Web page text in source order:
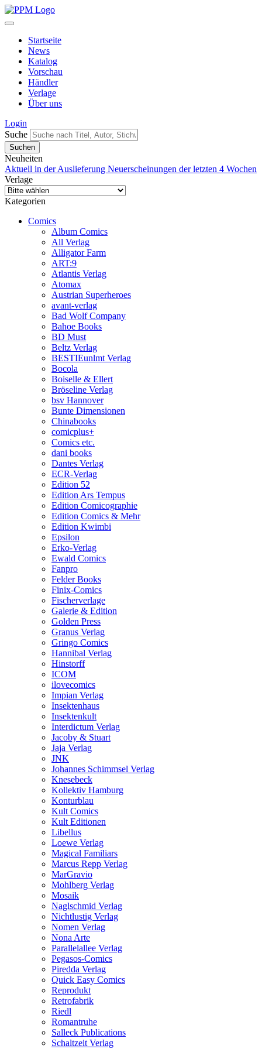
Startseite
News
Katalog
Vorschau
Händler
Verlage
Über uns
Login
Suche
Neuheiten
Aktuell in der Auslieferung Neuerscheinungen der letzten 4 Wochen
Verlage
Kategorien
Comics
Album Comics
All Verlag
Alligator Farm
ART:9
Atlantis Verlag
Atomax
Austrian Superheroes
avant-verlag
Bad Wolf Company
Bahoe Books
BD Must
Beltz Verlag
BESTIEunlmt Verlag
Bocola
Boiselle & Ellert
Bröseline Verlag
bsv Hannover
Bunte Dimensionen
Chinabooks
comicplus+
Comics etc.
dani books
Dantes Verlag
ECR-Verlag
Edition 52
Edition Ars Tempus
Edition Comicographie
Edition Comics & Mehr
Edition Kwimbi
Epsilon
Erko-Verlag
Ewald Comics
Fanpro
Felder Books
Finix-Comics
Fischerverlage
Galerie & Edition
Golden Press
Granus Verlag
Gringo Comics
Hannibal Verlag
Hinstorff
ICOM
ilovecomics
Impian Verlag
Insektenhaus
Insektenkult
Interdictum Verlag
Jacoby & Stuart
Jaja Verlag
JNK
Johannes Schimmsel Verlag
Knesebeck
Kollektiv Hamburg
Konturblau
Kult Comics
Kult Editionen
Libellus
Loewe Verlag
Magical Familiars
Marcus Repp Verlag
MarGravio
Mohlberg Verlag
Mosaik
Naglschmid Verlag
Nichtlustig Verlag
Nomen Verlag
Nona Arte
Parallelallee Verlag
Pegasos-Comics
Piredda Verlag
Quick Easy Comics
Reprodukt
Retrofabrik
Riedl
Romantruhe
Salleck Publications
Schaltzeit Verlag